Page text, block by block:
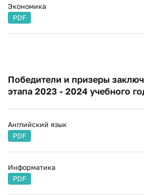
Экономика
PDF
Победители и призеры
этапа 2023 - 2024 учебного
Aнглийский язык
PDF
Информатика
PDF